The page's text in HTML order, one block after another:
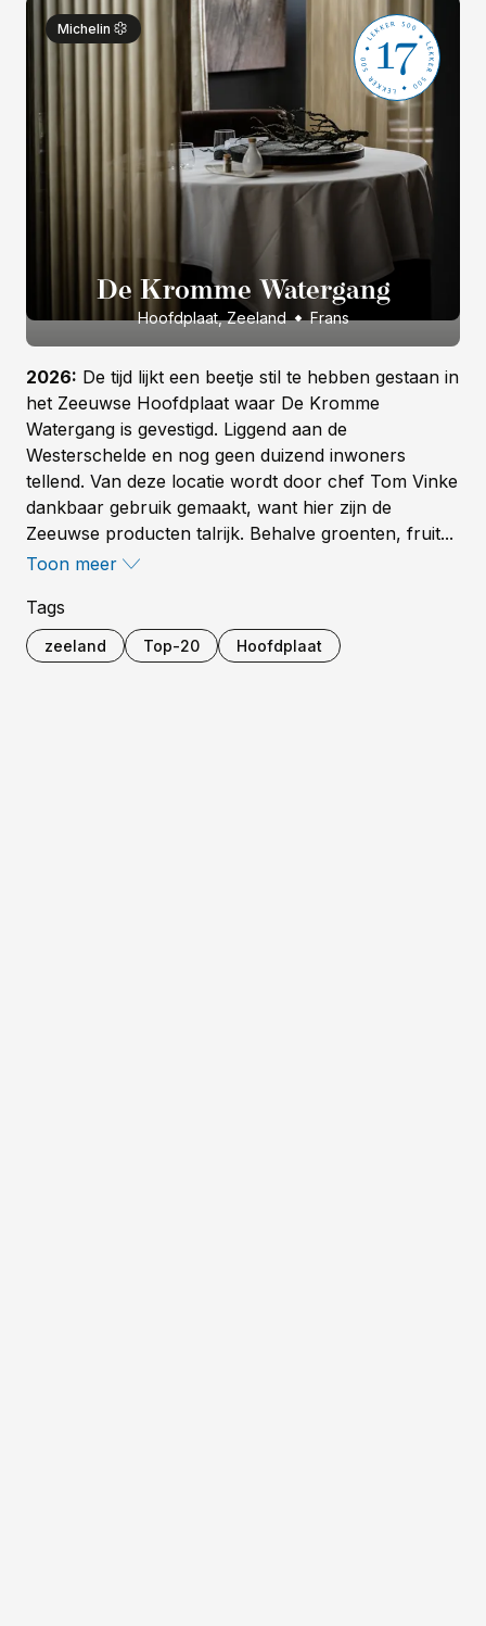
17
Michelin
De Kromme Watergang
Hoofdplaat, Zeeland Frans
2026: De tijd lijkt een beetje stil te hebben gestaan in
het Zeeuwse Hoofdplaat waar De Kromme
Watergang is gevestigd. Liggend aan de
Westerschelde en nog geen duizend inwoners
tellend. Van deze locatie wordt door chef Tom Vinke
dankbaar gebruik gemaakt, want hier zijn de
Zeeuwse producten talrijk. Behalve groenten, fruit...
Toon meer
Tags
zeeland Top-20 Hoofdplaat